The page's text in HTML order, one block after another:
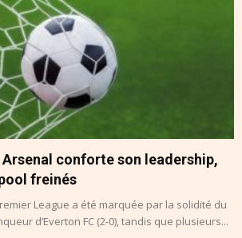
Arsenal conforte son leadership,
freinés
League a été marquée par la solidité du
d’Everton FC (2-0), tandis que plusieurs...